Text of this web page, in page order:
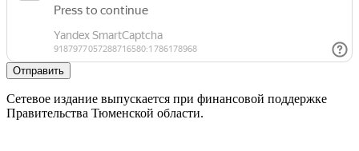
Отправить
Сетевое издание выпускается при финансовой поддержке
Правительства Тюменской области.